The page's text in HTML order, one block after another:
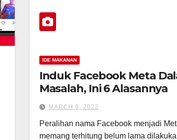
IDE MAKANAN
Induk Facebook Meta
Masalah, Ini 6 Alasannya
MARCH 9, 2022
Peralihan nama Facebook menjadi
memang terhitung belum lama